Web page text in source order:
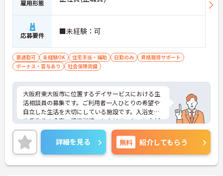
・地域密着型デイサービスを運営
・訪問介護事業も展開
・高齢者介護と障がい福祉の両分野に対応
・住み慣れた地域での生活継続を支援
―――――――――――――――
■ チームワークが魅力の職場です♪
ます。
・日常業務のフォロー体制あり
・情報共有しやすい職場環境
・職員同士の交流機会も充実
・正社員登用制度あり
→ 長期的なキャリア形成も目指しやすい職場です。
雇用形態
応募要件 ■未経験：可
車通勤可 未経験OK 住宅手当・補助 日勤のみ
資格取得サポート
ボーナス・賞与あり
社会保険完備
大阪府東大阪市に位置するデイサービスにおける生
活相談員の募集です。ご利用者一人ひとりの希望や
自立した生活を大切にしている施設です。入浴支援
や手作りの食事、機能訓練、レクリエーションなど
を提供し、笑顔で快適に過ごせる環境づくりに取り
組まれています。
就業時間は17:30までです。勤務時間終了後のプライ
ベートな時間も充実させることが可能です。
ご興味のある方には、面接対策ポイントなど、さら
詳細を見る 無料 紹介してもらう